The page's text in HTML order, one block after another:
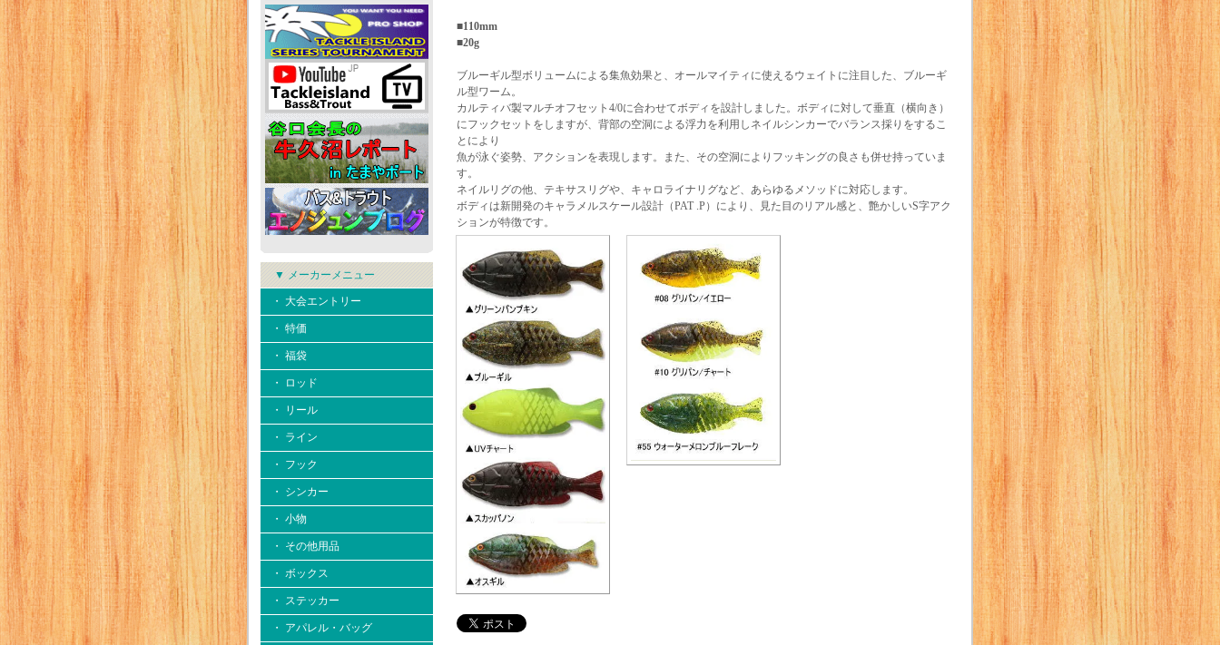
▼ メーカーメニュー
・ 大会エントリー
・ 特価
・ 福袋
・ ロッド
・ リール
・ ライン
・ フック
・ シンカー
・ 小物
・ その他用品
・ ボックス
・ ステッカー
・ アパレル・バッグ
■110mm
■20g
ブルーギル型ボリュームによる集魚効果と、オールマイティに使えるウェイトに注目した、ブルーギ
ル型ワーム。
カルティバ製マルチオフセット4/0に合わせてボディを設計しました。ボディに対して垂直（横向き）
にフックセットをしますが、背部の空洞による浮力を利用しネイルシンカーでバランス採りをするこ
とにより
魚が泳ぐ姿勢、アクションを表現します。また、その空洞によりフッキングの良さも併せ持っていま
す。
ネイルリグの他、テキサスリグや、キャロライナリグなど、あらゆるメソッドに対応します。
ボディは新開発のキャラメルスケール設計（PAT .P）により、見た目のリアル感と、艶かしいS字アク
ションが特徴です。